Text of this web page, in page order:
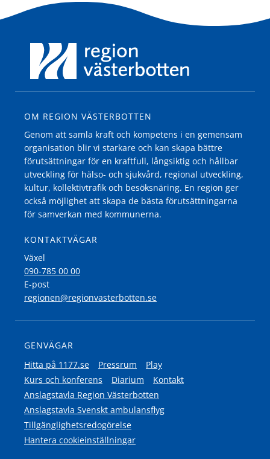
OM REGION VÄSTERBOTTEN
Genom att samla kraft och kompetens i en gemensam
organisation blir vi starkare och kan skapa bättre
förutsättningar för en kraftfull, långsiktig och hållbar
utveckling för hälso- och sjukvård, regional utveckling,
kultur, kollektivtrafik och besöksnäring. En region ger
också möjlighet att skapa de bästa förutsättningarna
för samverkan med kommunerna.
KONTAKTVÄGAR
Växel
090-785 00 00
E-post
regionen@regionvasterbotten.se
GENVÄGAR
Hitta på 1177.se
Pressrum
Play
Kurs och konferens
Diarium
Kontakt
Anslagstavla Region Västerbotten
Anslagstavla Svenskt ambulansflyg
Tillgänglighetsredogörelse
Hantera cookieinställningar